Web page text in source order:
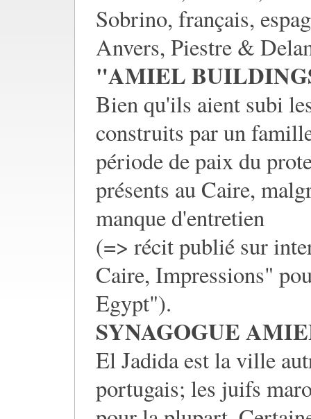
Sobrino, français,
Anvers, Piestre &
"AMIEL
Bien qu'ils aient subi
construits par un
période de paix du
présents au Caire,
manque d'entretien
(=> récit publié sur
Caire, Impressions"
Egypt").
SYNAGOGUE
El Jadida est la ville
portugais; les juifs